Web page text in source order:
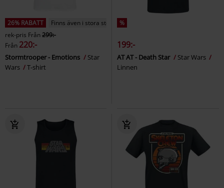
26% RABATT
Finns även i stora storlekar
rek-pris Från299:-
Från 220:-
Stormtrooper - Emotions
Star
Wars
T-shirt
%
199:-
AT AT - Death Star
Star Wars
Linnen